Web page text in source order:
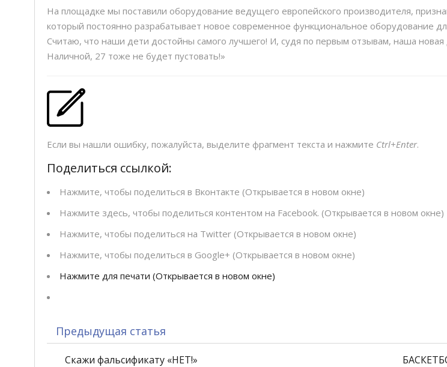
На площадке мы поставили оборудование ведущего европейского производителя,
который постоянно разрабатывает новое современное функциональное оборудование
Считаю, что наши дети достойны самого лучшего! И, судя по первым отзывам, наша новая
Наличной, 27 тоже не будет пустовать!»
Если вы нашли ошибку, пожалуйста, выделите фрагмент текста и нажмите Ctrl+Enter.
Поделиться ссылкой:
Нажмите, чтобы поделиться в Вконтакте (Открывается в новом окне)
Нажмите здесь, чтобы поделиться контентом на Facebook. (Открывается в новом окне)
Нажмите, чтобы поделиться на Twitter (Открывается в новом окне)
Нажмите, чтобы поделиться в Google+ (Открывается в новом окне)
Нажмите для печати (Открывается в новом окне)
Предыдущая статья
Скажи фальсификату «НЕТ!»